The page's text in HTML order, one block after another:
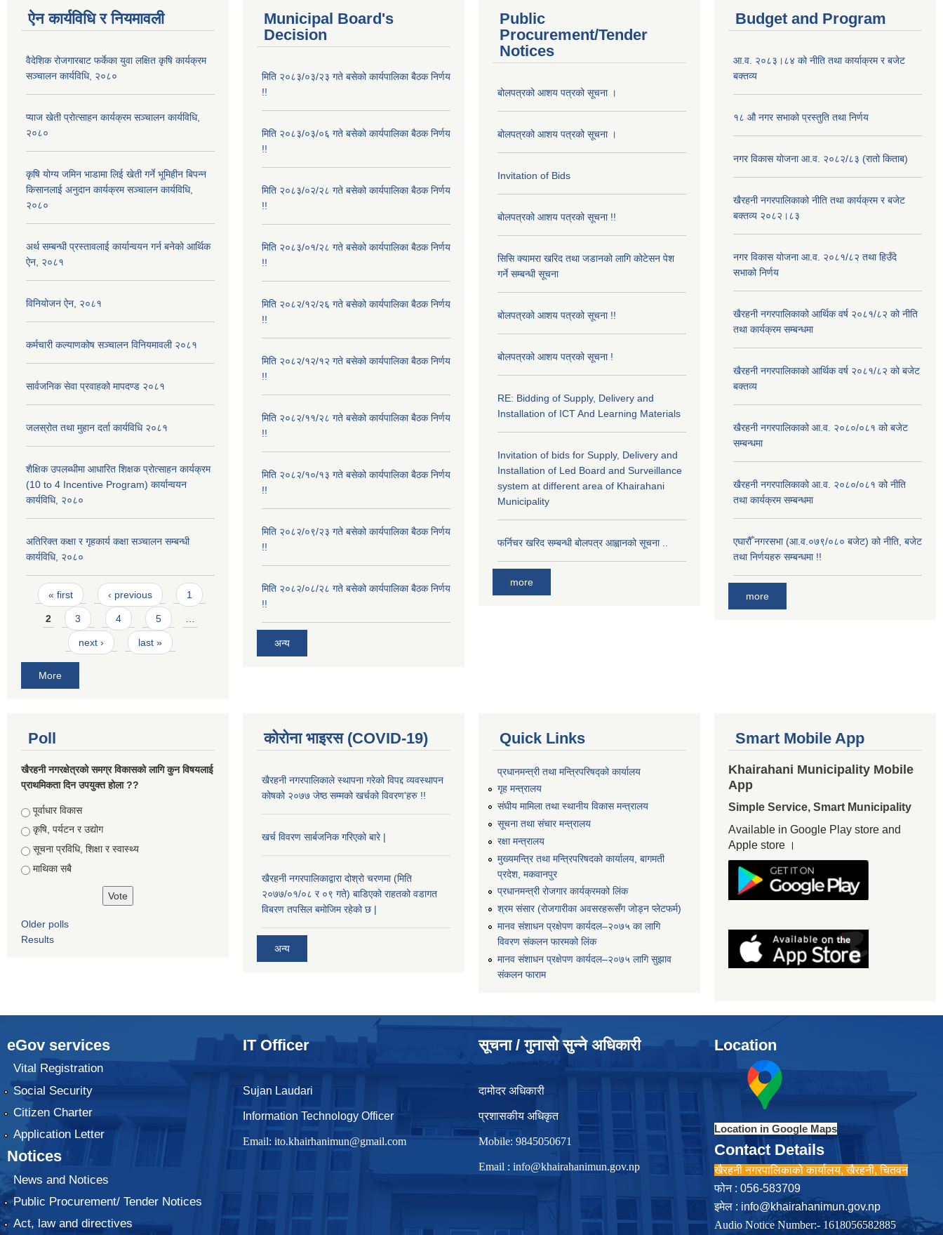
ऐन कार्यविधि र नियमावली
वैदेशिक रोजगारबाट फर्केका युवा लक्षित कृषि कार्यक्रम
सञ्चालन कार्यविधि, २०८०
प्याज खेती प्रोत्साहन कार्यक्रम सञ्चालन कार्यविधि,
२०८०
कृषि योग्य जमिन भाडामा लिई खेती गर्ने भूमिहीन बिपन्न
किसानलाई अनुदान कार्यक्रम सञ्चालन कार्यविधि,
२०८०
अर्थ सम्बन्धी प्रस्तावलाई कार्यान्वयन गर्न बनेको आर्थिक
ऐन, २०८१
विनियोजन ऐन, २०८१
कर्मचारी कल्याणकोष सञ्चालन विनियमावली २०८१
सार्वजनिक सेवा प्रवाहको मापदण्ड २०८१
जलस्रोत तथा मुहान दर्ता कार्यविधि २०८१
शैक्षिक उपलब्धीमा आधारित शिक्षक प्रोत्साहन कार्यक्रम
(10 to 4 Incentive Program) कार्यान्वयन
कार्यविधि, २०८०
अतिरिक्त कक्षा र गृहकार्य कक्षा सञ्चालन सम्बन्धी
कार्यविधि, २०८०
Pages
« first ‹ previous 1
2 3 4 5 …
next › last »
More
Municipal Board's
Decision
मिति २०८३/०३/२३ गते बसेको कार्यपालिका बैठक निर्णय
!!
मिति २०८३/०३/०६ गते बसेको कार्यपालिका बैठक निर्णय
!!
मिति २०८३/०२/२८ गते बसेको कार्यपालिका बैठक निर्णय
!!
मिति २०८३/०१/२८ गते बसेको कार्यपालिका बैठक निर्णय
!!
मिति २०८२/१२/२६ गते बसेको कार्यपालिका बैठक निर्णय
!!
मिति २०८२/१२/१२ गते बसेको कार्यपालिका बैठक निर्णय
!!
मिति २०८२/११/२८ गते बसेको कार्यपालिका बैठक निर्णय
!!
मिति २०८२/१०/१३ गते बसेको कार्यपालिका बैठक निर्णय
!!
मिति २०८२/०९/२३ गते बसेको कार्यपालिका बैठक निर्णय
!!
मिति २०८२/०८/२८ गते बसेको कार्यपालिका बैठक निर्णय
!!
अन्य
Public
Procurement/Tender
Notices
बोलपत्रको आशय पत्रको सूचना ।
बोलपत्रको आशय पत्रको सूचना ।
Invitation of Bids
बोलपत्रको आशय पत्रको सूचना !!
सिसि क्यामरा खरिद तथा जडानको लागि कोटेसन पेश
गर्ने सम्बन्धी सूचना
बोलपत्रको आशय पत्रको सूचना !!
बोलपत्रको आशय पत्रको सूचना !
RE: Bidding of Supply, Delivery and
Installation of ICT And Learning Materials
Invitation of bids for Supply, Delivery and
Installation of Led Board and Surveillance
system at different area of Khairahani
Municipality
फर्निचर खरिद सम्बन्धी बोलपत्र आह्वानको सूचना ..
more
Budget and Program
आ.व. २०८३।८४ को नीति तथा कार्याक्रम र बजेट
बक्तव्य
१८ औ नगर सभाको प्रस्तुति तथा निर्णय
नगर विकास योजना आ.व. २०८२/८३ (रातो किताब)
खैरहनी नगरपालिकाको नीति तथा कार्यक्रम र बजेट
बक्तव्य २०८२।८३
नगर विकास योजना आ.व. २०८१/८२ तथा हिउँदे
सभाको निर्णय
खैरहनी नगरपालिकाको आर्थिक वर्ष २०८१/८२ को नीति
तथा कार्यक्रम सम्बन्धमा
खैरहनी नगरपालिकाको आर्थिक वर्ष २०८१/८२ को बजेट
बक्तव्य
खैरहनी नगरपालिकाको आ.व. २०८०/०८१ को बजेट
सम्बन्धमा
खैरहनी नगरपालिकाको आ.व. २०८०/०८१ को नीति
तथा कार्यक्रम सम्बन्धमा
एघारौँ नगरसभा (आ.व.०७९/०८० बजेट) को नीति, बजेट
तथा निर्णयहरु सम्बन्धमा !!
more
Poll
खैरहनी नगरक्षेत्रको समग्र विकासको लागि कुन विषयलाई
प्राथमिकता दिन उपयुक्त होला ??
Choices
पूर्वाधार विकास
कृषि, पर्यटन र उद्योग
सूचना प्रविधि, शिक्षा र स्वास्थ्य
माथिका सबै
Older polls
Results
कोरोना भाइरस (COVID-19)
खैरहनी नगरपालिकाले स्थापना गरेको विपद्द व्यवस्थापन
कोषको २०७७ जेष्ठ सम्मको खर्चको विवरण'हरु !!
खर्च विवरण सार्बजनिक गरिएको बारे |
खैरहनी नगरपालिकाद्वारा दोश्रो चरणमा (मिति
२०७७/०१/०८ र ०९ गते) बाडिएको राहतको वडागत
विबरण तपसिल बमोजिम रहेको छ |
अन्य
Quick Links
प्रधानमन्त्री तथा मन्त्रिपरिषद्को कार्यालय
गृह मन्त्रालय
संघीय मामिला तथा स्थानीय विकास मन्त्रालय
सूचना तथा संचार मन्त्रालय
रक्षा मन्त्रालय
मुख्यमन्त्रि तथा मन्त्रिपरिषदको कार्यालय, बागमती
प्रदेश, मकवानपुर
प्रधानमन्त्री रोजगार कार्यक्रमको लिंक
श्रम संसार (रोजगारीका अवसरहरूसँग जोड्न प्लेटफर्म)
मानव संशाधन प्रक्षेपण कार्यदल–२०७५ का लागि
विवरण संकलन फारमको लिंक
मानव संशाधन प्रक्षेपण कार्यदल–२०७५ लागि सुझाव
संकलन फाराम
Smart Mobile App
Khairahani Municipality Mobile
App
Simple Service, Smart Municipality
Available in Google Play store and
Apple store ।
eGov services
Vital Registration
Social Security
Citizen Charter
Application Letter
Notices
News and Notices
Public Procurement/ Tender Notices
Act, law and directives
IT Officer
Sujan Laudari
Information Technology Officer
Email: ito.khairhanimun@gmail.com
सूचना / गुनासो सुन्ने अधिकारी
दामोदर अधिकारी
प्रशासकीय अधिकृत
Mobile: 9845050671
Email : info@khairahanimun.gov.np
Location
Location in Google Maps
Contact Details
खैरहनी नगरपालिकाको कार्यालय, खैरहनी, चितवन
फोन : 056-583709
इमेल : info@khairahanimun.gov.np
Audio Notice Number:- 1618056582885